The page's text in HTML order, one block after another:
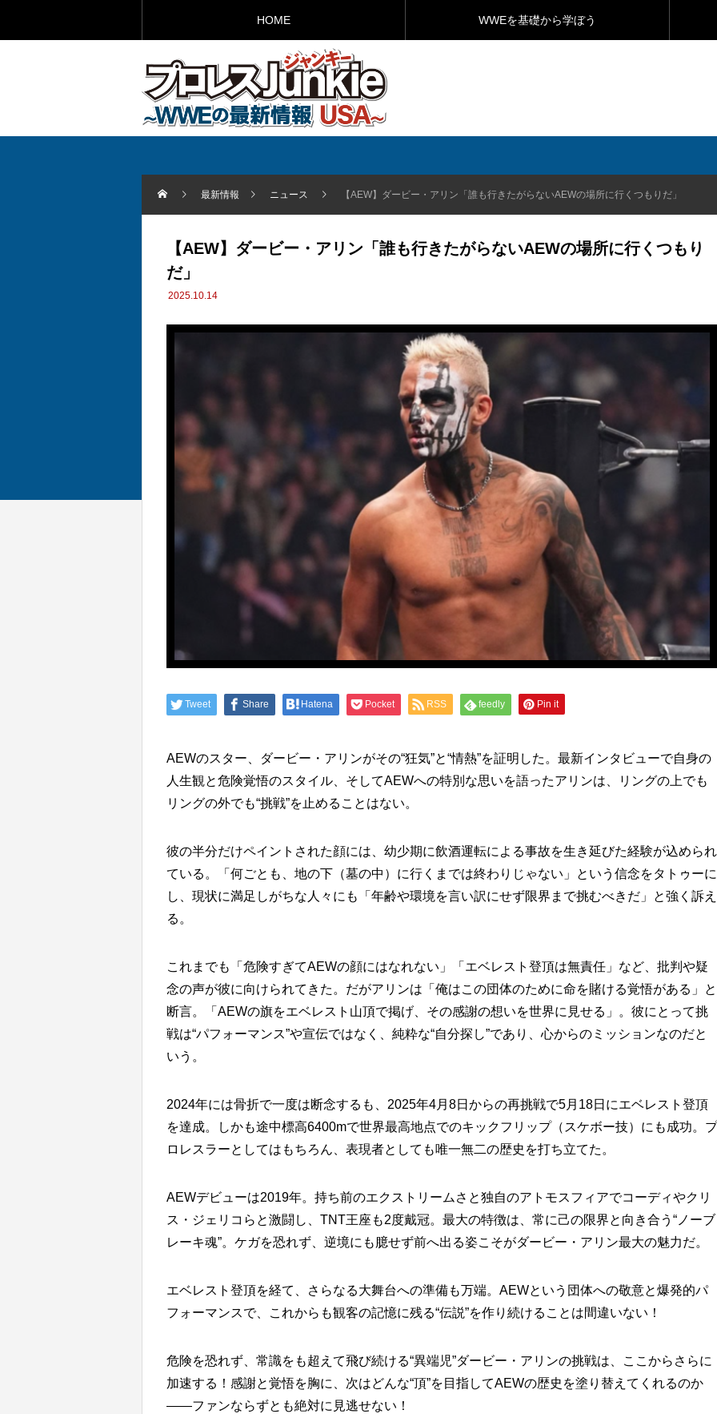
HOME WWEを基礎から学ぼう
最新情報 ニュース 【AEW】ダービー・アリン「誰も行きたがらないAEWの場所に行くつもりだ」
【AEW】ダービー・アリン「誰も行きたがらないAEWの場所に行くつもり
だ」
2025.10.14
Tweet Share Hatena Pocket RSS feedly Pin it
AEWのスター、ダービー・アリンがその“狂気”と“情熱”を証明した。最新インタビューで自身の
人生観と危険覚悟のスタイル、そしてAEWへの特別な思いを語ったアリンは、リングの上でも
リングの外でも“挑戦”を止めることはない。
彼の半分だけペイントされた顔には、幼少期に飲酒運転による事故を生き延びた経験が込められ
ている。「何ごとも、地の下（墓の中）に行くまでは終わりじゃない」という信念をタトゥーに
し、現状に満足しがちな人々にも「年齢や環境を言い訳にせず限界まで挑むべきだ」と強く訴え
る。
これまでも「危険すぎてAEWの顔にはなれない」「エベレスト登頂は無責任」など、批判や疑
念の声が彼に向けられてきた。だがアリンは「俺はこの団体のために命を賭ける覚悟がある」と
断言。「AEWの旗をエベレスト山頂で掲げ、その感謝の想いを世界に見せる」。彼にとって挑
戦は“パフォーマンス”や宣伝ではなく、純粋な“自分探し”であり、心からのミッションなのだと
いう。
2024年には骨折で一度は断念するも、2025年4月8日からの再挑戦で5月18日にエベレスト登頂
を達成。しかも途中標高6400mで世界最高地点でのキックフリップ（スケボー技）にも成功。プ
ロレスラーとしてはもちろん、表現者としても唯一無二の歴史を打ち立てた。
AEWデビューは2019年。持ち前のエクストリームさと独自のアトモスフィアでコーディやクリ
ス・ジェリコらと激闘し、TNT王座も2度戴冠。最大の特徴は、常に己の限界と向き合う“ノーブ
レーキ魂”。ケガを恐れず、逆境にも臆せず前へ出る姿こそがダービー・アリン最大の魅力だ。
エベレスト登頂を経て、さらなる大舞台への準備も万端。AEWという団体への敬意と爆発的パ
フォーマンスで、これからも観客の記憶に残る“伝説”を作り続けることは間違いない！
危険を恐れず、常識をも超えて飛び続ける“異端児”ダービー・アリンの挑戦は、ここからさらに
加速する！感謝と覚悟を胸に、次はどんな“頂”を目指してAEWの歴史を塗り替えてくれるのか
――ファンならずとも絶対に見逃せない！